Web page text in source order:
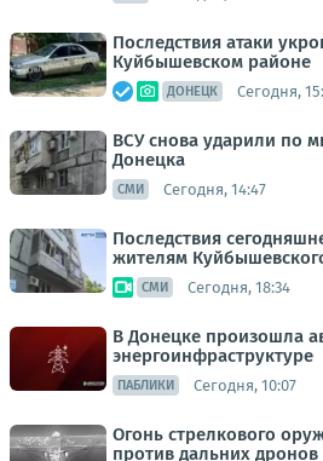
Последствия атаки
Куйбышевском районе
ДОНЕЦК Сегодня,
ВСУ снова ударили по
Донецка
СМИ Сегодня, 14:47
Последствия
жителям
СМИ Сегодня, 18:34
В Донецке произошла
энергоинфраструктуре
ПАБЛИКИ Сегодня, 10:07
Огонь стрелкового
против дальних дронов